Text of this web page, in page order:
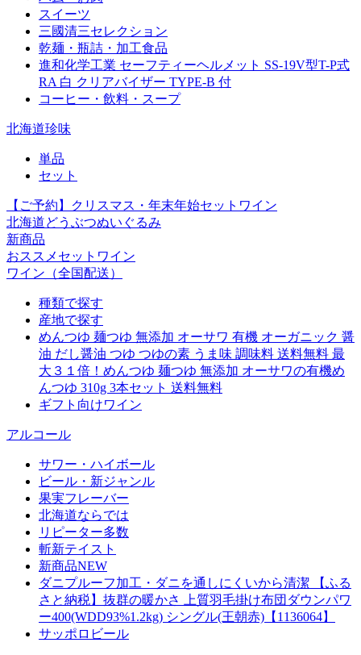
スイーツ
三國清三セレクション
乾麺・瓶詰・加工食品
進和化学工業 セーフティーヘルメット SS-19V型T-P式
RA 白 クリアバイザー TYPE-B 付
コーヒー・飲料・スープ
北海道珍味
単品
セット
【ご予約】クリスマス・年末年始セットワイン
北海道どうぶつぬいぐるみ
新商品
おススメセットワイン
ワイン（全国配送）
種類で探す
産地で探す
めんつゆ 麺つゆ 無添加 オーサワ 有機 オーガニック 醤
油 だし醤油 つゆ つゆの素 うま味 調味料 送料無料 最
大３１倍！めんつゆ 麺つゆ 無添加 オーサワの有機め
んつゆ 310g 3本セット 送料無料
ギフト向けワイン
アルコール
サワー・ハイボール
ビール・新ジャンル
果実フレーバー
北海道ならでは
リピーター多数
斬新テイスト
新商品NEW
ダニプルーフ加工・ダニを通しにくいから清潔 【ふる
さと納税】抜群の暖かさ 上質羽毛掛け布団ダウンパワ
ー400(WDD93%1.2kg) シングル(王朝赤)【1136064】
サッポロビール